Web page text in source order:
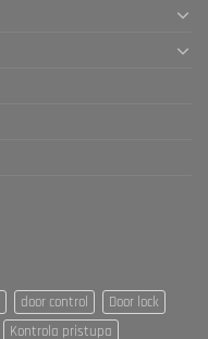
door control
Door lock
Kontrola pristupa